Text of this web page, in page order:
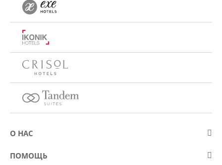
О НАС
О компании Eurostars Hotel Company
ПОМОЩЬ